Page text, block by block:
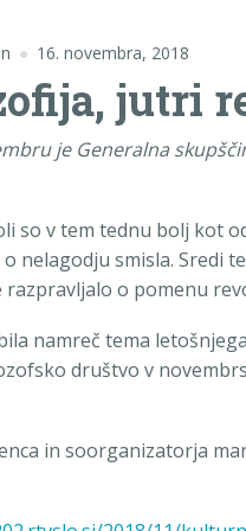
16. novembra, 2018
jutri
je Generalna
so v tem tednu bolj kot
nelagodju smisla. Sredi
o pomenu
namreč tema
društvo v
in soorganizatorja